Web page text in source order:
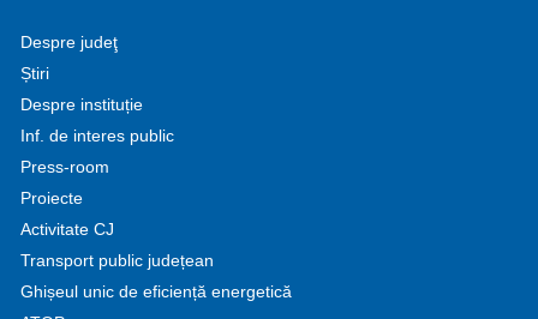
Despre judeţ
Știri
Despre instituție
Inf. de interes public
Press-room
Proiecte
Activitate CJ
Transport public județean
Ghișeul unic de eficiență energetică